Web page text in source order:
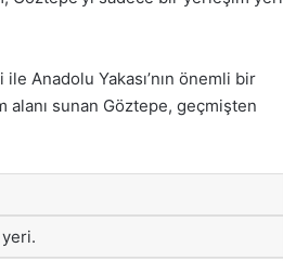
Anadolu Yakası’nın önemli bir
alanı sunan Göztepe, geçmişten